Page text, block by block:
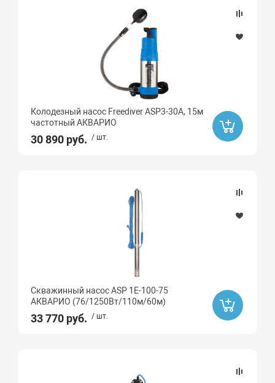
Колодезный насос Freediver ASP3-30A, 15м
частотный АКВАРИО
30 890 руб. / шт.
Скважинный насос ASP 1E-100-75
АКВАРИО (76/1250Вт/110м/60м)
33 770 руб. / шт.